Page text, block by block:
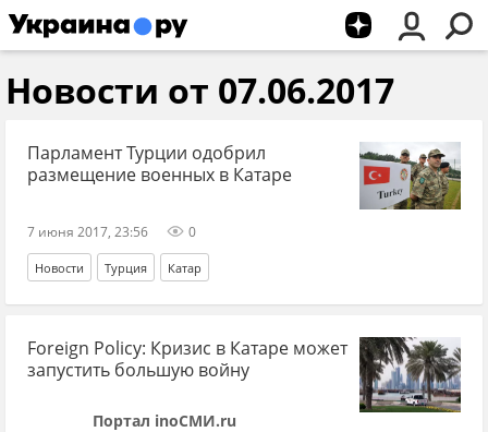
Новости от 07.06.2017
Парламент Турции одобрил
размещение военных в Катаре
7 июня 2017, 23:56 0
Новости Турция Катар
Foreign Policy: Кризис в Катаре может
запустить большую войну
Портал inoСМИ.ru